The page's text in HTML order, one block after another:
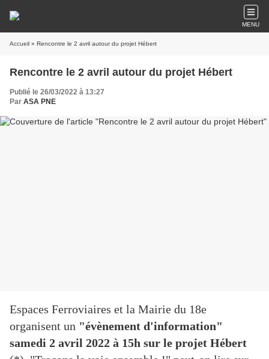
MENU
Accueil » Rencontre le 2 avril autour du projet Hébert
Rencontre le 2 avril autour du projet Hébert
Publié le 26/03/2022 à 13:27
Par ASA PNE
Espaces Ferroviaires et la Mairie du 18e
organisent un "évènement d'information"
samedi 2 avril 2022 à 15h sur le projet Hébert